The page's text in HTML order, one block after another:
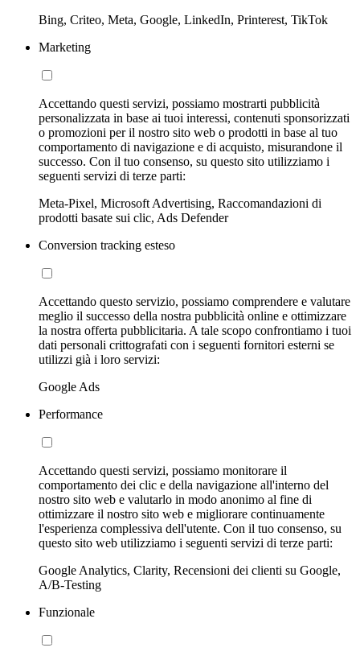
Bing, Criteo, Meta, Google, LinkedIn, Printerest, TikTok
Marketing
Accettando questi servizi, possiamo mostrarti pubblicità
personalizzata in base ai tuoi interessi, contenuti sponsorizzati
o promozioni per il nostro sito web o prodotti in base al tuo
comportamento di navigazione e di acquisto, misurandone il
successo. Con il tuo consenso, su questo sito utilizziamo i
seguenti servizi di terze parti:
Meta-Pixel, Microsoft Advertising, Raccomandazioni di
prodotti basate sui clic, Ads Defender
Conversion tracking esteso
Accettando questo servizio, possiamo comprendere e valutare
meglio il successo della nostra pubblicità online e ottimizzare
la nostra offerta pubblicitaria. A tale scopo confrontiamo i tuoi
dati personali crittografati con i seguenti fornitori esterni se
utilizzi già i loro servizi:
Google Ads
Performance
Accettando questi servizi, possiamo monitorare il
comportamento dei clic e della navigazione all'interno del
nostro sito web e valutarlo in modo anonimo al fine di
ottimizzare il nostro sito web e migliorare continuamente
l'esperienza complessiva dell'utente. Con il tuo consenso, su
questo sito web utilizziamo i seguenti servizi di terze parti:
Google Analytics, Clarity, Recensioni dei clienti su Google,
A/B-Testing
Funzionale